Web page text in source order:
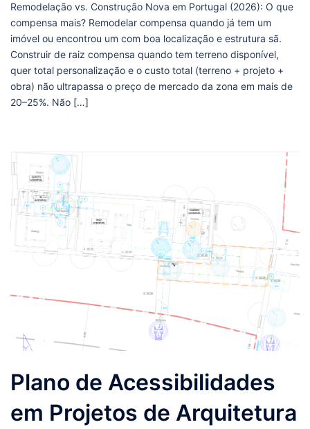
Remodelação vs. Construção Nova em Portugal (2026): O que
compensa mais? Remodelar compensa quando já tem um
imóvel ou encontrou um com boa localização e estrutura sã.
Construir de raiz compensa quando tem terreno disponível,
quer total personalização e o custo total (terreno + projeto +
obra) não ultrapassa o preço de mercado da zona em mais de
20–25%. Não […]
Plano de Acessibilidades
em Projetos de Arquitetura